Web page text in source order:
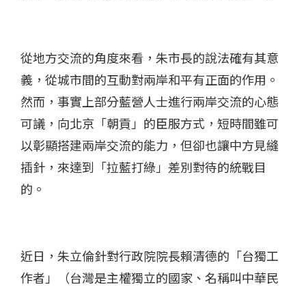
從地方交流的角度來看，朱市長的說法確有其意
義，從城市間的互動對兩岸和平有正面的作用。
然而，事實上部分藍營人士進行兩岸交流的心態
可議，向北京「朝貢」的臣服方式，短時間雖可
以彰顯搭建兩岸交流的能力，但卻也讓中方見縫
插針，來達到「拉藍打綠」差別對待的統戰目
的。
近日，朱立倫針對行政院院長賴清德的「台獨工
作者」（台灣是主權獨立的國家、名稱叫中華民